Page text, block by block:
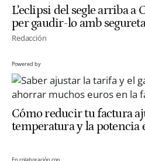
L’eclipsi del segle arriba a
per gaudir-lo amb
Redacción
Powered by
Cómo reducir tu factura
temperatura y la potencia